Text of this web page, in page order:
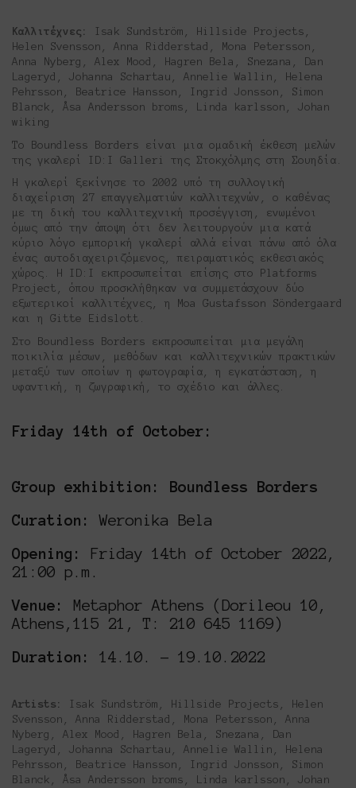
Καλλιτέχνες:
Isak Sundström, Hillside Projects,
Helen Svensson, Anna Ridderstad, Mona Petersson,
Anna Nyberg, Alex Mood, Hagren Bela, Snezana, Dan
Lageryd, Johanna Schartau, Annelie Wallin, Helena
Pehrsson, Beatrice Hansson, Ingrid Jonsson, Simon
Blanck, Åsa Andersson broms, Linda karlsson, Johan
wiking
Το Boundless Borders είναι μια ομαδική έκθεση μελών
της γκαλερί ID:Ι Galleri της Στοκχόλμης στη Σουηδία.
Η γκαλερί ξεκίνησε το 2002 υπό τη συλλογική
διαχείριση 27 επαγγελματιών καλλιτεχνών, ο καθένας
με τη δική του καλλιτεχνική προσέγγιση, ενωμένοι
όμως από την άποψη ότι δεν λειτουργούν μια κατά
κύριο λόγο εμπορική γκαλερί αλλά είναι πάνω από όλα
ένας αυτοδιαχειριζόμενος, πειραματικός εκθεσιακός
χώρος. Η ID:I εκπροσωπείται επίσης στο Platforms
Project, όπου προσκλήθηκαν να συμμετάσχουν δύο
εξωτερικοί καλλιτέχνες, η Moa Gustafsson Söndergaard
και η Gitte Eidslott.
Στο Boundless Borders εκπροσωπείται μια μεγάλη
ποικιλία μέσων, μεθόδων και καλλιτεχνικών πρακτικών
μεταξύ των οποίων η φωτογραφία, η εγκατάσταση, η
υφαντική, η ζωγραφική, το σχέδιο και άλλες.
Friday 14th of October:
Group exhibition: Boundless Borders
Curation:Weronika Bela
Opening: Friday 14th of October 2022,
21:00 p.m.
Venue: Metaphor Athens (Dorileou 10,
Athens,115 21, Τ: 210 645 1169)
Duration:
14.10. – 19.10.2022
Artists:
Isak Sundström, Hillside Projects, Helen
Svensson, Anna Ridderstad, Mona Petersson, Anna
Nyberg, Alex Mood, Hagren Bela, Snezana, Dan
Lageryd, Johanna Schartau, Annelie Wallin, Helena
Pehrsson, Beatrice Hansson, Ingrid Jonsson, Simon
Blanck, Åsa Andersson broms, Linda karlsson, Johan